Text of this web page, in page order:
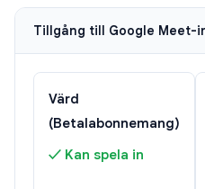
Tillgång till Google Meet-
Värd
(Betalabonnemang)
✓ Kan spela in